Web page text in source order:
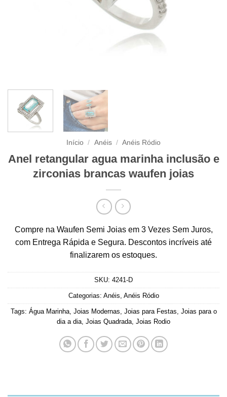
Início / Anéis / Anéis Ródio
Anel retangular agua marinha inclusão e
zirconias brancas waufen joias
Compre na Waufen Semi Joias em 3 Vezes Sem Juros,
com Entrega Rápida e Segura. Descontos incríveis até
finalizarem os estoques.
SKU: 4241-D
Categorias: Anéis Anéis Ródio
Tags: Água Marinha, Joias Modernas Joias para Festas Joias para o
dia a dia Joias Quadrada Joias Rodio